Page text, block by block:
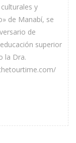
y
de Manabí, se
de
superior
la Dra.